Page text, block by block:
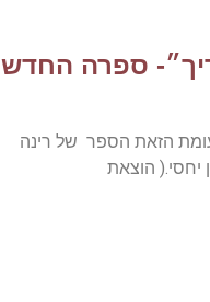
ספרה החדש
הזאת הספר של רינה
יחסי.( הוצאת